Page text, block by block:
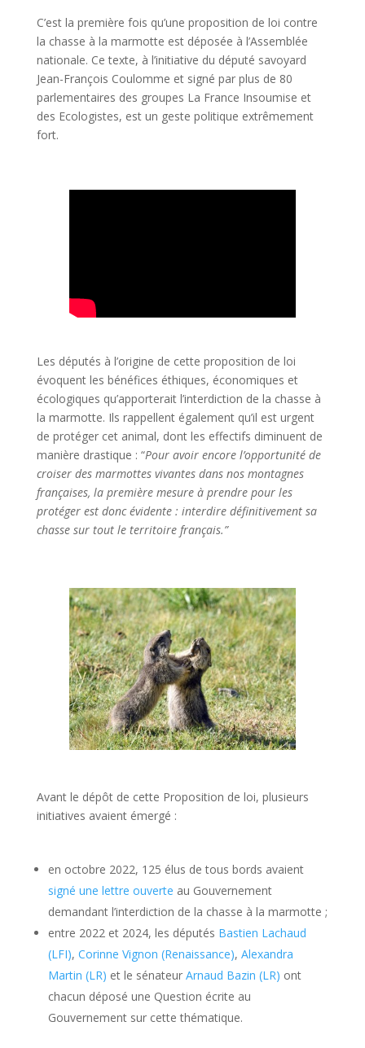
C’est la première fois qu’une proposition de loi contre
la chasse à la marmotte est déposée à l’Assemblée
nationale. Ce texte, à l’initiative du député savoyard
Jean-François Coulomme et signé par plus de 80
parlementaires des groupes La France Insoumise et
des Ecologistes, est un geste politique extrêmement
fort.
Les députés à l’origine de cette proposition de loi
évoquent les bénéfices éthiques, économiques et
écologiques qu’apporterait l’interdiction de la chasse à
la marmotte. Ils rappellent également qu’il est urgent
de protéger cet animal, dont les effectifs diminuent de
manière drastique : “Pour avoir encore l’opportunité de
croiser des marmottes vivantes dans nos montagnes
françaises, la première mesure à prendre pour les
protéger est donc évidente : interdire définitivement sa
chasse sur tout le territoire français.”
Avant le dépôt de cette Proposition de loi, plusieurs
initiatives avaient émergé :
en octobre 2022, 125 élus de tous bords avaient
signé une lettre ouverte au Gouvernement
demandant l’interdiction de la chasse à la marmotte ;
entre 2022 et 2024, les députés Bastien Lachaud
(LFI), Corinne Vignon (Renaissance), Alexandra
Martin (LR) et le sénateur Arnaud Bazin (LR) ont
chacun déposé une Question écrite au
Gouvernement sur cette thématique.